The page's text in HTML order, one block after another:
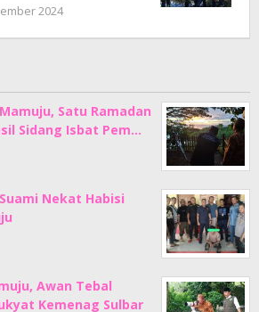
2024
Junaedi
Satu Ramadan
Sidang Isbat Pem…
Nekat Habisi
Awan Tebal
Kemenag Sulbar